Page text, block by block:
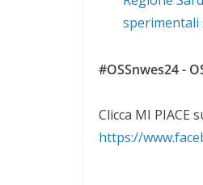
sperimentali
#OSSnwes24 -
Clicca MI PIACE
https://